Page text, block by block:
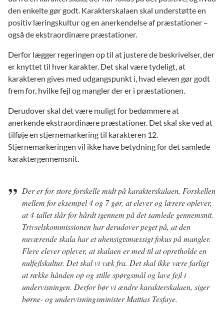
den enkelte gør godt. Karakterskalaen skal understøtte en
positiv læringskultur og en anerkendelse af præstationer –
også de ekstraordinære præstationer.
Derfor lægger regeringen op til at justere de beskrivelser, der
er knyttet til hver karakter. Det skal være tydeligt, at
karakteren gives med udgangspunkt i, hvad eleven gør godt
frem for, hvilke fejl og mangler der er i præstationen.
Derudover skal det være muligt for bedømmere at
anerkende ekstraordinære præstationer. Det skal ske ved at
tilføje en stjernemarkering til karakteren 12.
Stjernemarkeringen vil ikke have betydning for det samlede
karaktergennemsnit.
Der er for store forskelle midt på karakterskalaen. Forskellen
mellem for eksempel 4 og 7 gør, at elever og lærere oplever,
at 4-tallet slår for hårdt igennem på det samlede gennemsnit.
Trivselskommissionen har derudover peget på, at den
nuværende skala har et uhensigtsmæssigt fokus på mangler.
Flere elever oplever, at skalaen er med til at opretholde en
nulfejlskultur. Det skal vi væk fra. Det skal ikke være farligt
at række hånden op og stille spørgsmål og lave fejl i
undervisningen. Derfor bør vi ændre karakterskalaen, siger
børne- og undervisningsminister Mattias Tesfaye.